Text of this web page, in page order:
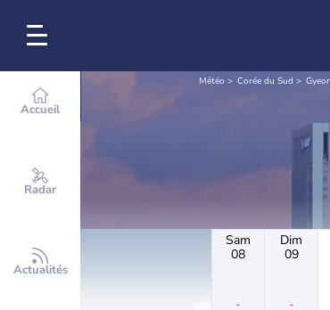
Accueil
Radar
Actualités
Météo Corée du Sud
Sam
08
-
Dim
09
-